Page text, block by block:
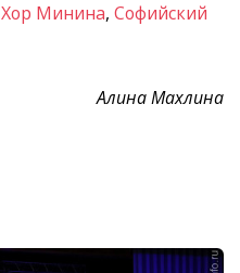
Хор Минина, Софийский
Алина Махлина